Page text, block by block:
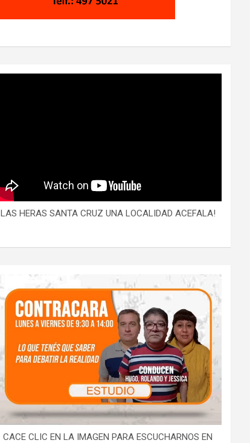
LAS HERAS SANTA CRUZ UNA LOCALIDAD ACEFALA!
CACE CLIC EN LA IMAGEN PARA ESCUCHARNOS EN